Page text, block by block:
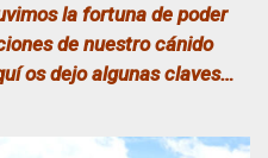
la fortuna de poder
de nuestro cánido
os dejo algunas claves…